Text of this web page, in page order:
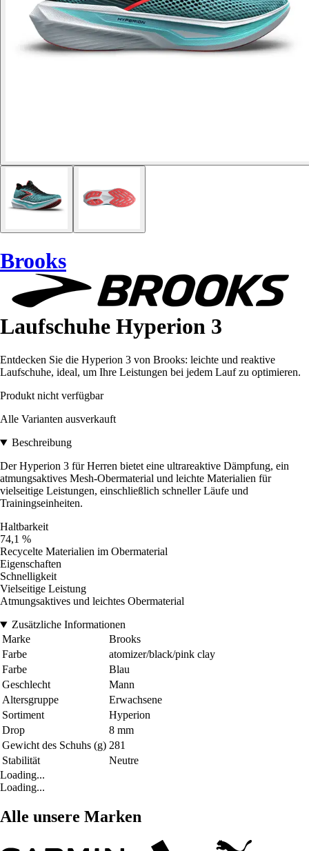
Brooks
Laufschuhe Hyperion 3
Entdecken Sie die Hyperion 3 von Brooks: leichte und reaktive
Laufschuhe, ideal, um Ihre Leistungen bei jedem Lauf zu optimieren.
Produkt nicht verfügbar
Alle Varianten ausverkauft
Beschreibung
Der Hyperion 3 für Herren bietet eine ultrareaktive Dämpfung, ein
atmungsaktives Mesh-Obermaterial und leichte Materialien für
vielseitige Leistungen, einschließlich schneller Läufe und
Trainingseinheiten.
Haltbarkeit
74,1 %
Recycelte Materialien im Obermaterial
Eigenschaften
Schnelligkeit
Vielseitige Leistung
Atmungsaktives und leichtes Obermaterial
Zusätzliche Informationen
Marke
Brooks
Farbe
atomizer/black/pink clay
Farbe
Blau
Geschlecht
Mann
Altersgruppe
Erwachsene
Sortiment
Hyperion
Drop
8 mm
Gewicht des Schuhs (g) 281
Stabilität
Neutre
Loading...
Loading...
Alle unsere Marken